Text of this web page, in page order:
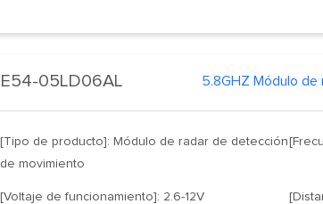
E54-05LD06AL
[Tipo de producto]: Módulo de radar de detección
de movimiento
[Voltaje de funcionamiento]: 2.6-12V